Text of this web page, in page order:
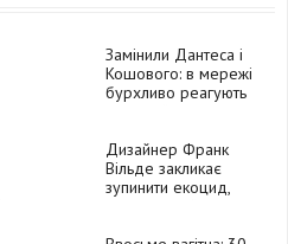
Замінили Дантеса і
Кошового: в мережі
бурхливо реагують
Дизайнер Франк
Вільде закликає
зупинити екоцид,